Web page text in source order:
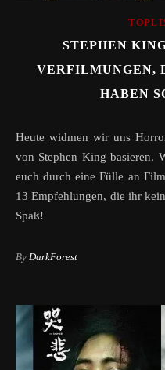
STEPHEN
VERFILMUNGEN,
HABEN
Heute widmen wir uns
von Stephen King basieren.
euch durch eine Fülle an
13 Empfehlungen, die ihr
Spaß!
By DarkForest